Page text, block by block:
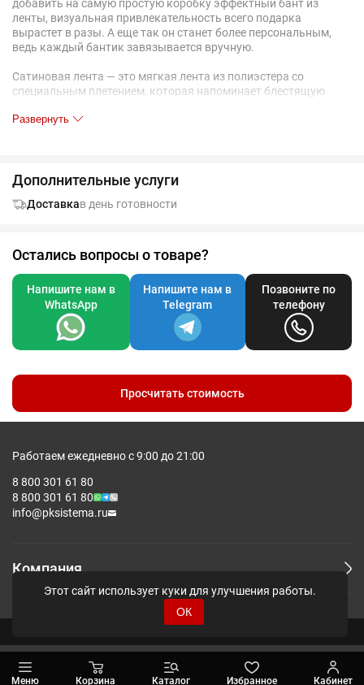
добавить на самую простую коробку эффектный бант из
ленты, визуальная привлекательность всего подарка
вырастет в разы. А еще так он станет более персональным,
ведь каждый бантик завязывается вручную.
Сатиновая лента — это мягкая лента из полиэстера со
специальным плетением, которая напоминает блестящую
декоративным элементом, так и еще одним местом для
наборам, домашнему текстилю, пледам и новогодним
Односторонняя лента с гладкой блестящей поверхностью с
может иметь следы плавления.
Если на изделии вы хотите, чтобы отрезок ленты был завязан
на товар в заказе:
Добавьте на ленту нанесение «Крепление (сборка)» для
подарочных коробок или «Крепление (кастомизация)» для
остального ассортимента и сделайте его групповым для
товара, куда ее необходимо завязать.
размера товара). Общая длина ленты в итоге может
оказаться меньше, чем в заказе.
Развернуть
Дополнительные услуги
Доставкав день готовности
Остались вопросы о товаре?
Напишите нам в
WhatsApp
Напишите нам в
Telegram
Позвоните по
телефону
Просчитать стоимость
Работаем ежедневно с 9:00 до 21:00
8 800 301 61 80
8 800 301 61 80
info@pksistema.ru
Компания
Меню Корзина Каталог Избранное Кабинет
Этот сайт использует куки для улучшения работы.
ОК